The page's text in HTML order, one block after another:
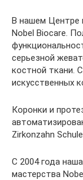
В нашем Центре
Nobel Biocare.
серьезной
костной ткани.
искусственных
Коронки и
Zirkonzahn
С 2004 года
мастерства